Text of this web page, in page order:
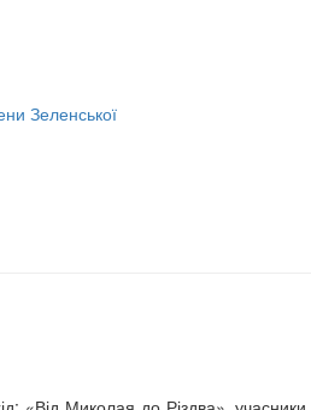
Зеленської